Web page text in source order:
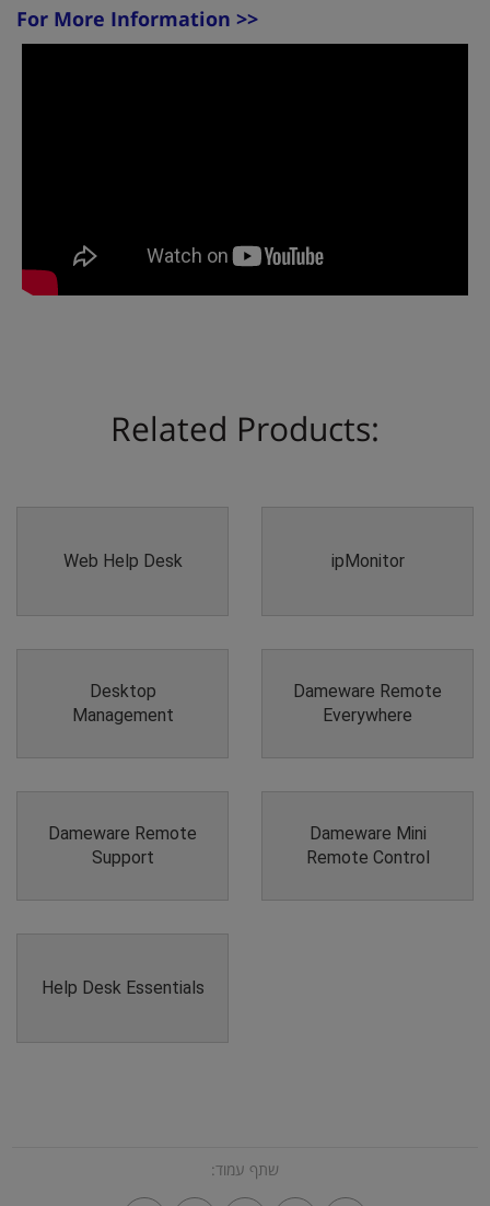
For More Information >>
Related Products:
Web Help Desk ipMonitor
Desktop
Management
Dameware Remote
Everywhere
Dameware Remote
Support
Dameware Mini
Remote Control
Help Desk Essentials
שתף עמוד: